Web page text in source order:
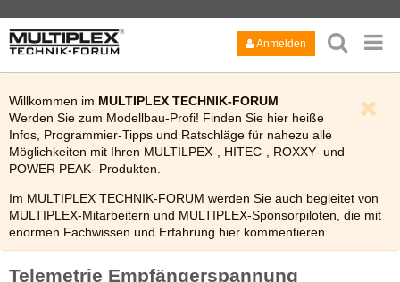
Anmelden
Willkommen im MULTIPLEX TECHNIK-FORUM
Werden Sie zum Modellbau-Profi! Finden Sie hier heiße
Infos, Programmier-Tipps und Ratschläge für nahezu alle
Möglichkeiten mit Ihren MULTILPEX-, HITEC-, ROXXY- und
POWER PEAK- Produkten.
Im MULTIPLEX TECHNIK-FORUM werden Sie auch begleitet von
MULTIPLEX-Mitarbeitern und MULTIPLEX-Sponsorpiloten, die mit
enormen Fachwissen und Erfahrung hier kommentieren.
Telemetrie Empfängerspannung